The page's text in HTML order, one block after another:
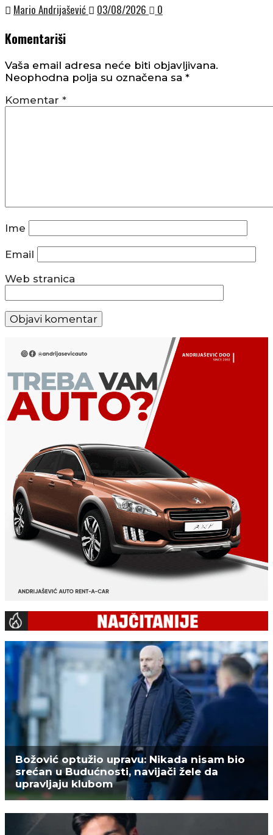
Mario Andrijašević 03/08/2026 0
Komentariši
Vaša email adresa neće biti objavljivana.
Neophodna polja su označena sa *
Komentar *
Ime
Email
Web stranica
Božović optužio upravu: Nikada nisam bio
srećan u Budućnosti, navijači žele da
upravljaju klubom